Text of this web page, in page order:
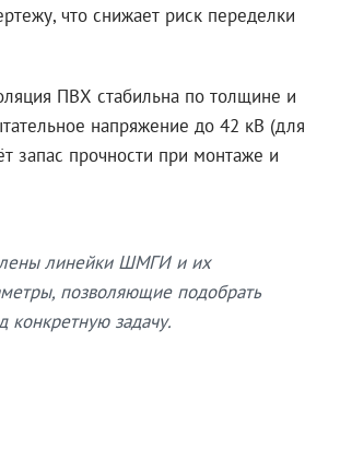
что снижает риск переделки
ПВХ стабильна по толщине и
напряжение до 42 кВ (для
запас прочности при монтаже и
линейки ШМГИ и их
позволяющие подобрать
конкретную задачу.